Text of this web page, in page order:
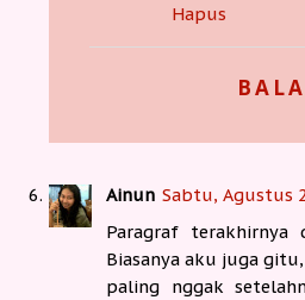
Hapus
Ainun Sabtu, Agustus
Paragraf
Biasanya aku juga
paling nggak